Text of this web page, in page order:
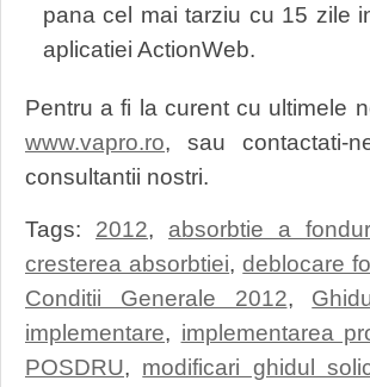
pana cel mai tarziu cu 15 zile
aplicatiei ActionWeb.
Pentru a fi la curent cu ultimele
www.vapro.ro, sau contactati-
consultantii nostri.
Tags: 2012, absorbtie a
cresterea absorbtiei,deblocare
Conditii Generale 2012,
implementare, implementarea
POSDRU, modificari ghidul